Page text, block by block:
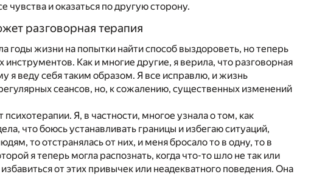
и оказаться по другую сторону.
разговорная терапия
годы жизни на попытки найти способ выздороветь, но теперь
Как и многие другие, я верила, что разговорная
я веду себя таким образом. Я все исправлю, и жизнь
сеансов, но, к сожалению, существенных изменений
Я, в частности, многое узнала о том, как
что боюсь устанавливать границы и избегаю ситуаций,
то отстранялась от них, и меня бросало то в одну, то в
я теперь могла распознать, когда что-то шло не так или
от этих привычек или неадекватного поведения. Она